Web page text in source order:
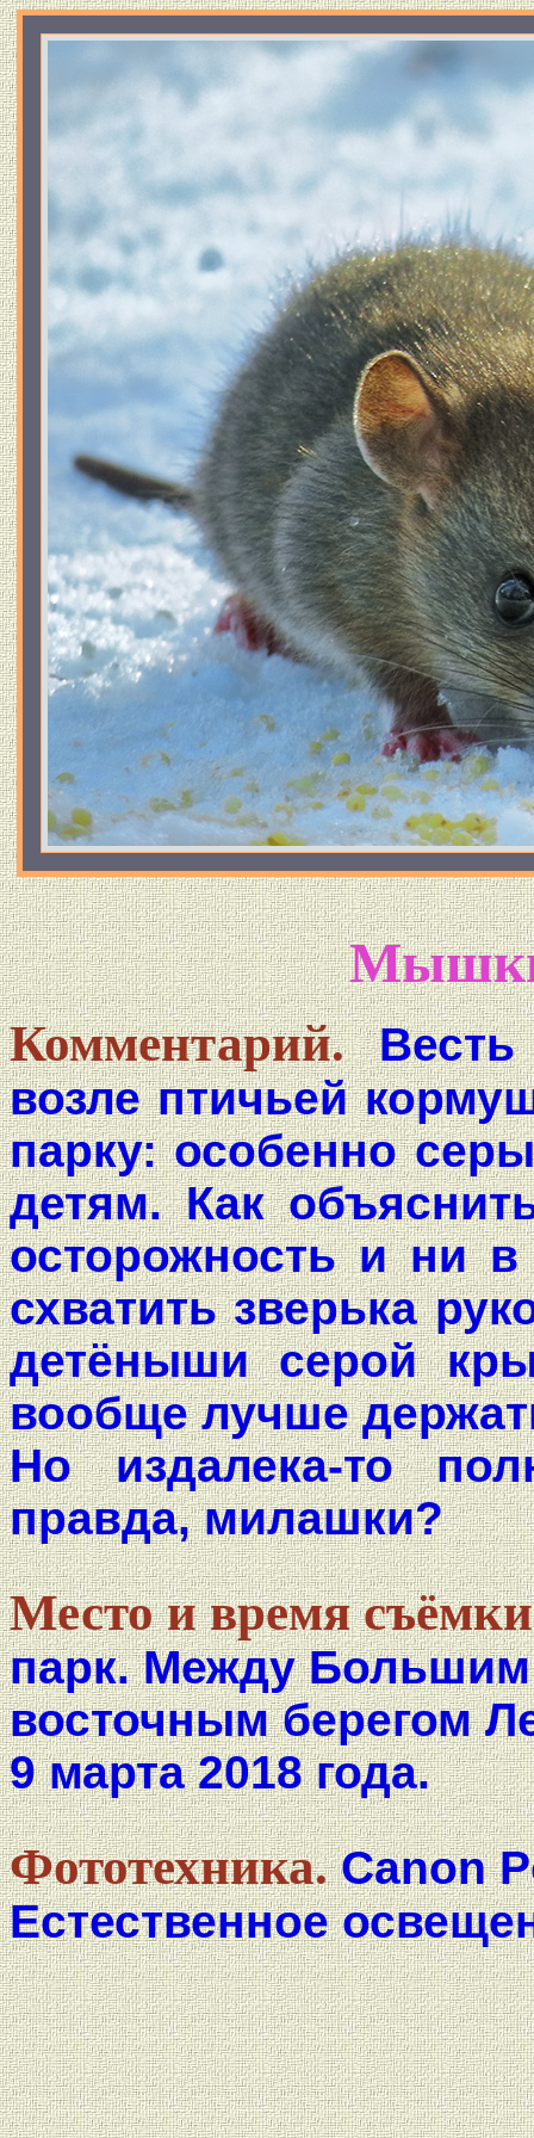
Комментарий.
возле птичьей
парку: особенно
детям. Как
осторожность и ни
схватить зверька
детёныши серой
вообще лучше
Но издалека-то
правда, милашки?
Место и время
парк. Между Большим
восточным берегом
9 марта 2018 года.
Фототехника.Canon
Естественное